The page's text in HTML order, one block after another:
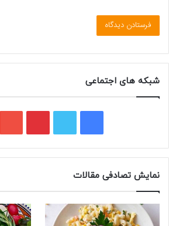
شبکه های اجتماعی
ی
س
ب
و
و
ی
ت
ی
ت
ر
و
ی
و
نمایش تصادفی مقالات